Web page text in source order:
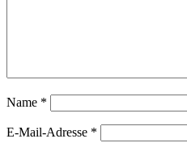
Name *
E-Mail-Adresse *